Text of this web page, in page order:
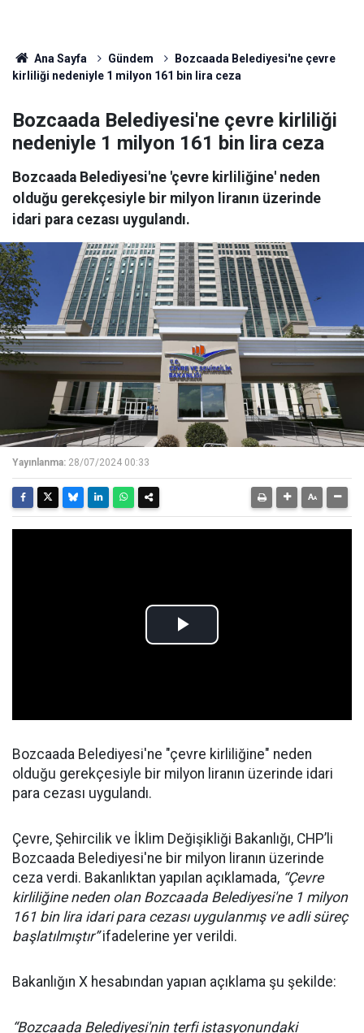
Ana Sayfa Gündem
Bozcaada Belediyesi'ne çevre
kirliliği nedeniyle 1 milyon 161 bin lira ceza
Bozcaada Belediyesi'ne çevre kirliliği
nedeniyle 1 milyon 161 bin lira ceza
Bozcaada Belediyesi'ne 'çevre kirliliğine' neden
olduğu gerekçesiyle bir milyon liranın üzerinde
idari para cezası uygulandı.
Yayınlanma: 28/07/2024 00:33
Bozcaada Belediyesi'ne "çevre kirliliğine" neden
olduğu gerekçesiyle bir milyon liranın üzerinde idari
para cezası uygulandı.
Çevre, Şehircilik ve İklim Değişikliği Bakanlığı, CHP’li
Bozcaada Belediyesi'ne bir milyon liranın üzerinde
ceza verdi. Bakanlıktan yapılan açıklamada, “Çevre
kirliliğine neden olan Bozcaada Belediyesi'ne 1 milyon
161 bin lira idari para cezası uygulanmış ve adli süreç
başlatılmıştır”ifadelerine yer verildi.
Bakanlığın X hesabından yapıan açıklama şu şekilde:
“Bozcaada Belediyesi'nin terfi istasyonundaki